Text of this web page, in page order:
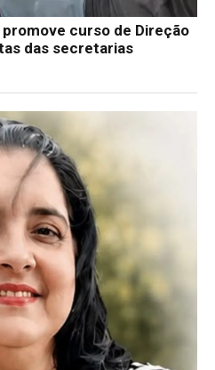
curso de Direção
das secretarias